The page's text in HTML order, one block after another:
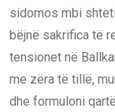
sidomos mbi
bëjnë sakrifica të
tensionet në
me zëra të tillë,
dhe formuloni